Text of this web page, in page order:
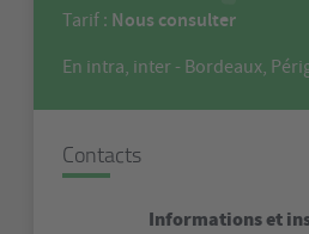
Tarif : Nous consulter
En intra, inter - Bordeaux,
Contacts
Informations et